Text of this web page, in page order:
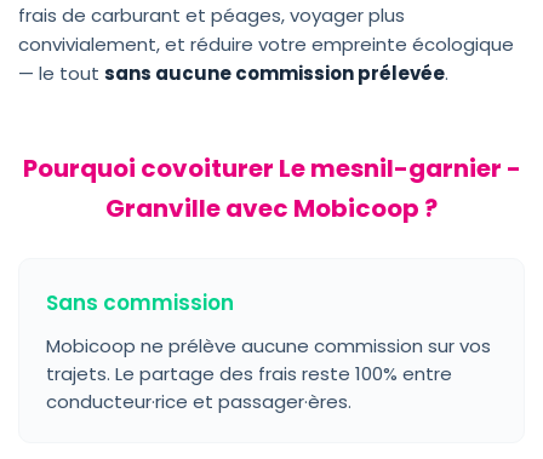
frais de carburant et péages, voyager plus
convivialement, et réduire votre empreinte écologique
— le tout sans aucune commission prélevée.
Pourquoi covoiturer Le mesnil-garnier -
Granville avec Mobicoop ?
Sans commission
Mobicoop ne prélève aucune commission sur vos
trajets. Le partage des frais reste 100% entre
conducteur·rice et passager·ères.